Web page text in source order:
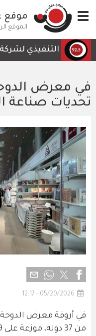
إلى
المحتوى
الرئيسي
Toggle
navigation
موقع
الموقع
التنفيذي لشركة
في معرض
تحديات صناعة
05/20/2026 - 12:17